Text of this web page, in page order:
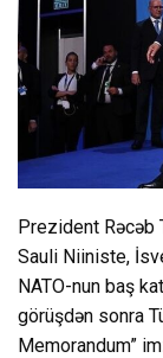
Prezident Rəcəb
Sauli Niiniste,
NATO-nun baş
görüşdən sonra
Memorandum”